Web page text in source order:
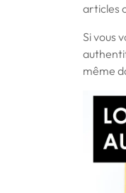
articles
Si vous
même